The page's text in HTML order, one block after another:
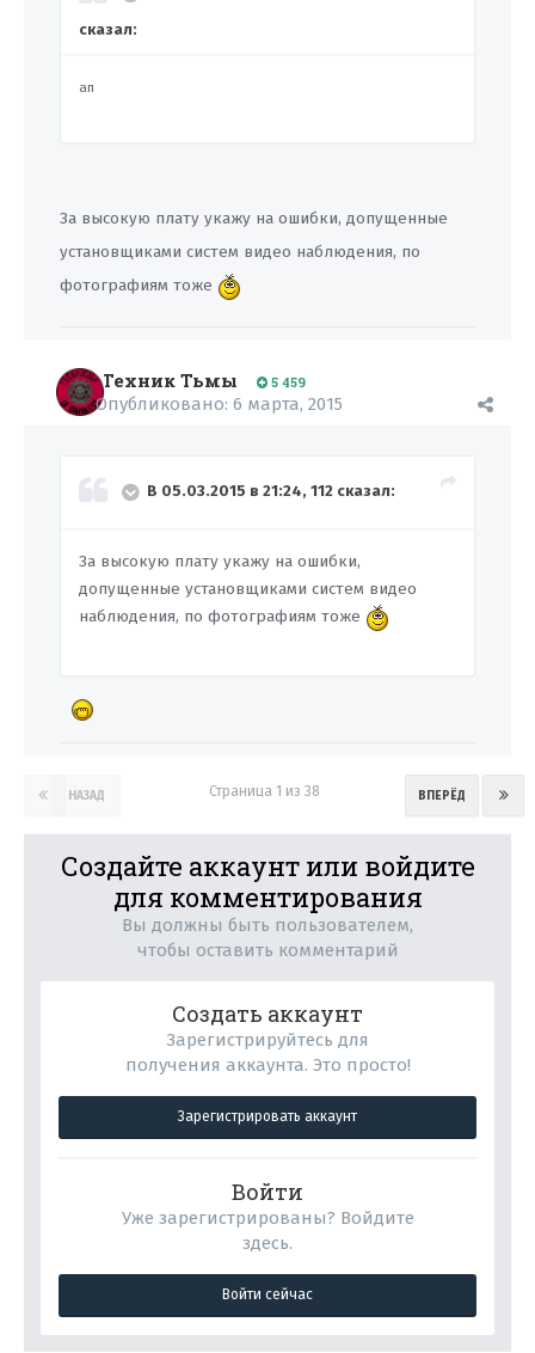
сказал:
ап
За высокую плату укажу на ошибки, допущенные
установщиками систем видео наблюдения, по
фотографиям тоже
Техник Тьмы 5 459
Опубликовано: 6 марта, 2015
В 05.03.2015 в 21:24, 112 сказал:
За высокую плату укажу на ошибки,
допущенные установщиками систем видео
наблюдения, по фотографиям тоже
НАЗАД ВПЕРЁД
Страница 1 из 38
Создайте аккаунт или войдите
для комментирования
Вы должны быть пользователем,
чтобы оставить комментарий
Создать аккаунт
Зарегистрируйтесь для
получения аккаунта. Это просто!
Зарегистрировать аккаунт
Войти
Уже зарегистрированы? Войдите
здесь.
Войти сейчас